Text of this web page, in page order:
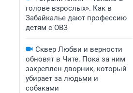
голове взрослых». Как в
Забайкалье дают профессию
детям с ОВЗ
Сквер Любви и верности
обновят в Чите. Пока за ним
закреплен дворник, который
убирает за людьми и
собаками